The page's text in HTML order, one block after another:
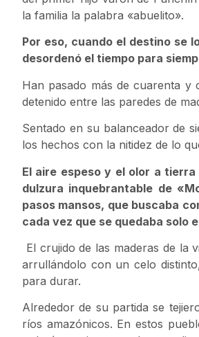
la familia la palabra «abuelito».
Por eso, cuando el destino se
desordenó el tiempo para
Han pasado más de cuarenta y
detenido entre las paredes de
Sentado en su balanceador de
los hechos con la nitidez de lo
El aire espeso y el olor a
dulzura inquebrantable de
pasos mansos, que buscaba
cada vez que se quedaba solo
El crujido de las maderas de la
arrullándolo con un celo
para durar.
Alrededor de su partida se
ríos amazónicos. En estos